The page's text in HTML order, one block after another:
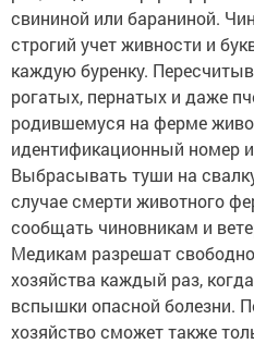
свининой или бараниной.
строгий учет живности и
каждую буренку.
рогатых, пернатых и даже
родившемуся на ферме
идентификационный номер
Выбрасывать туши на
случае смерти животного
сообщать чиновникам и
Медикам разрешат
хозяйства каждый раз,
вспышки опасной болезни.
хозяйство сможет также